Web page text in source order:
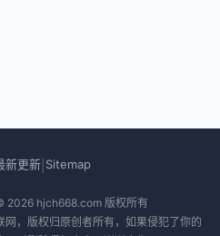
新更新 Sitemap
2026 hjch668.com 版权所有
，版权归原创者所有，如果侵犯了你的